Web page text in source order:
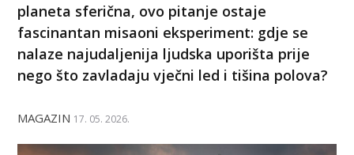
planeta sferična, ovo pitanje ostaje
fascinantan misaoni eksperiment: gdje se
nalaze najudaljenija ljudska uporišta prije
nego što zavladaju vječni led i tišina polova?
MAGAZIN 17. 05. 2026.